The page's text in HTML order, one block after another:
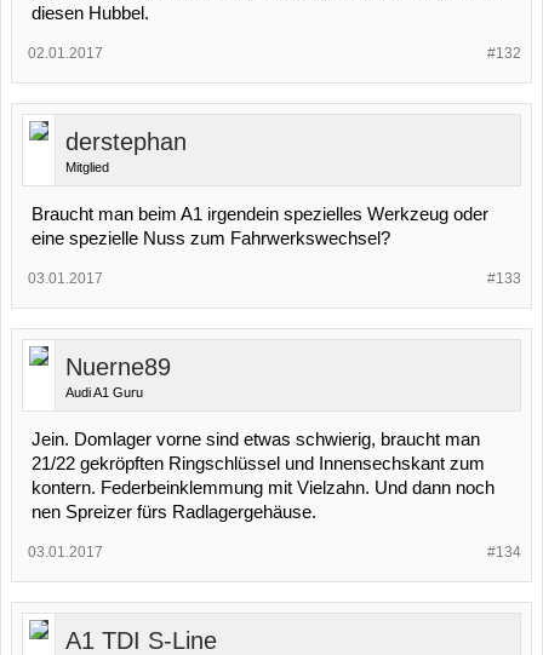
diesen Hubbel.
#132
02.01.2017
derstephan
Mitglied
Braucht man beim A1 irgendein spezielles Werkzeug oder
eine spezielle Nuss zum Fahrwerkswechsel?
#133
03.01.2017
Nuerne89
Audi A1 Guru
Jein. Domlager vorne sind etwas schwierig, braucht man
21/22 gekröpften Ringschlüssel und Innensechskant zum
kontern. Federbeinklemmung mit Vielzahn. Und dann noch
nen Spreizer fürs Radlagergehäuse.
#134
03.01.2017
A1 TDI S-Line